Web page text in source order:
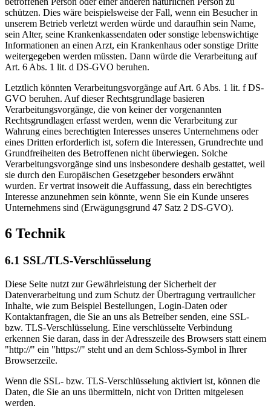
schützen. Dies wäre beispielsweise der Fall, wenn ein Besucher in
unserem Betrieb verletzt werden würde und daraufhin sein Name,
sein Alter, seine Krankenkassendaten oder sonstige lebenswichtige
Informationen an einen Arzt, ein Krankenhaus oder sonstige Dritte
weitergegeben werden müssten. Dann würde die Verarbeitung auf
Art. 6 Abs. 1 lit. d DS-GVO beruhen.
Letztlich könnten Verarbeitungsvorgänge auf Art. 6 Abs. 1 lit. f DS-
GVO beruhen. Auf dieser Rechtsgrundlage basieren
Verarbeitungsvorgänge, die von keiner der vorgenannten
Rechtsgrundlagen erfasst werden, wenn die Verarbeitung zur
Wahrung eines berechtigten Interesses unseres Unternehmens oder
eines Dritten erforderlich ist, sofern die Interessen, Grundrechte und
Grundfreiheiten des Betroffenen nicht überwiegen. Solche
Verarbeitungsvorgänge sind uns insbesondere deshalb gestattet, weil
sie durch den Europäischen Gesetzgeber besonders erwähnt
wurden. Er vertrat insoweit die Auffassung, dass ein berechtigtes
Interesse anzunehmen sein könnte, wenn Sie ein Kunde unseres
Unternehmens sind (Erwägungsgrund 47 Satz 2 DS-GVO).
6 Technik
6.1 SSL/TLS-Verschlüsselung
Diese Seite nutzt zur Gewährleistung der Sicherheit der
Datenverarbeitung und zum Schutz der Übertragung vertraulicher
Inhalte, wie zum Beispiel Bestellungen, Login-Daten oder
Kontaktanfragen, die Sie an uns als Betreiber senden, eine SSL-
bzw. TLS-Verschlüsselung. Eine verschlüsselte Verbindung
erkennen Sie daran, dass in der Adresszeile des Browsers statt einem
"http://" ein "https://" steht und an dem Schloss-Symbol in Ihrer
Browserzeile.
Wenn die SSL- bzw. TLS-Verschlüsselung aktiviert ist, können die
Daten, die Sie an uns übermitteln, nicht von Dritten mitgelesen
werden.